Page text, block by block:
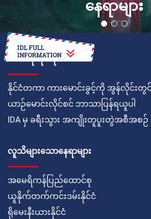
နေရာများ
ဘယ်လိုလုပ်ရမလဲ
နိုင်ငံတကာ ကားမောင်းခွင့်ကို အွန်လိုင်းတွင်
ယာဉ်မောင်းလိုင်စင် ဘာသာပြန်ရယူပါ
IDA မှ ခရီးသွား အကျိုးတူပူးတွဲအစီအစဉ်
လူသိများသောနေရာများ
အမေရိကန်ပြည်ထောင်စု
ယူနိုက်တက်ကင်းဒမ်းနိုင်ငံ
ရိုမေးနီးယားနိုင်ငံ